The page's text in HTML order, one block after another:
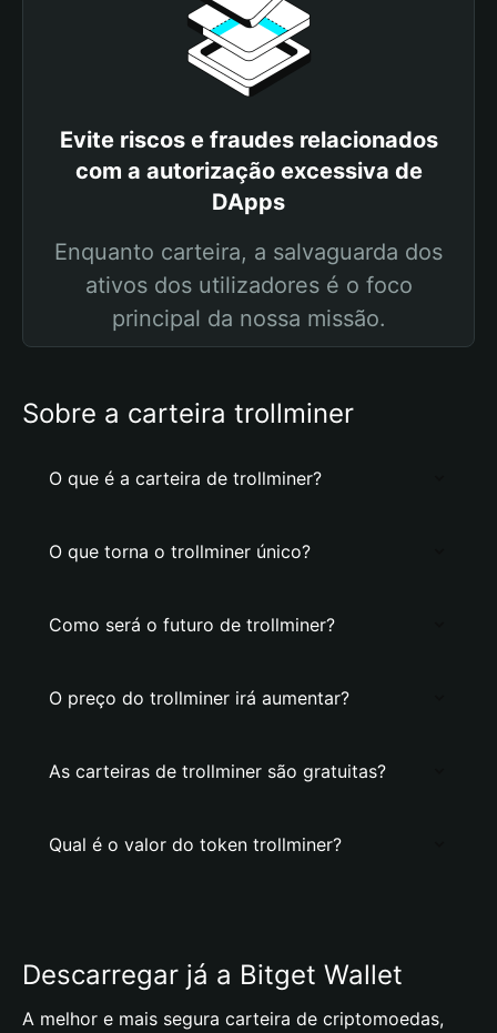
Evite riscos e fraudes relacionados
com a autorização excessiva de
DApps
Enquanto carteira, a salvaguarda dos
ativos dos utilizadores é o foco
principal da nossa missão.
Sobre a carteira trollminer
O que é a carteira de trollminer?
O que torna o trollminer único?
Como será o futuro de trollminer?
O preço do trollminer irá aumentar?
As carteiras de trollminer são gratuitas?
Qual é o valor do token trollminer?
Descarregar já a Bitget Wallet
A melhor e mais segura carteira de criptomoedas,